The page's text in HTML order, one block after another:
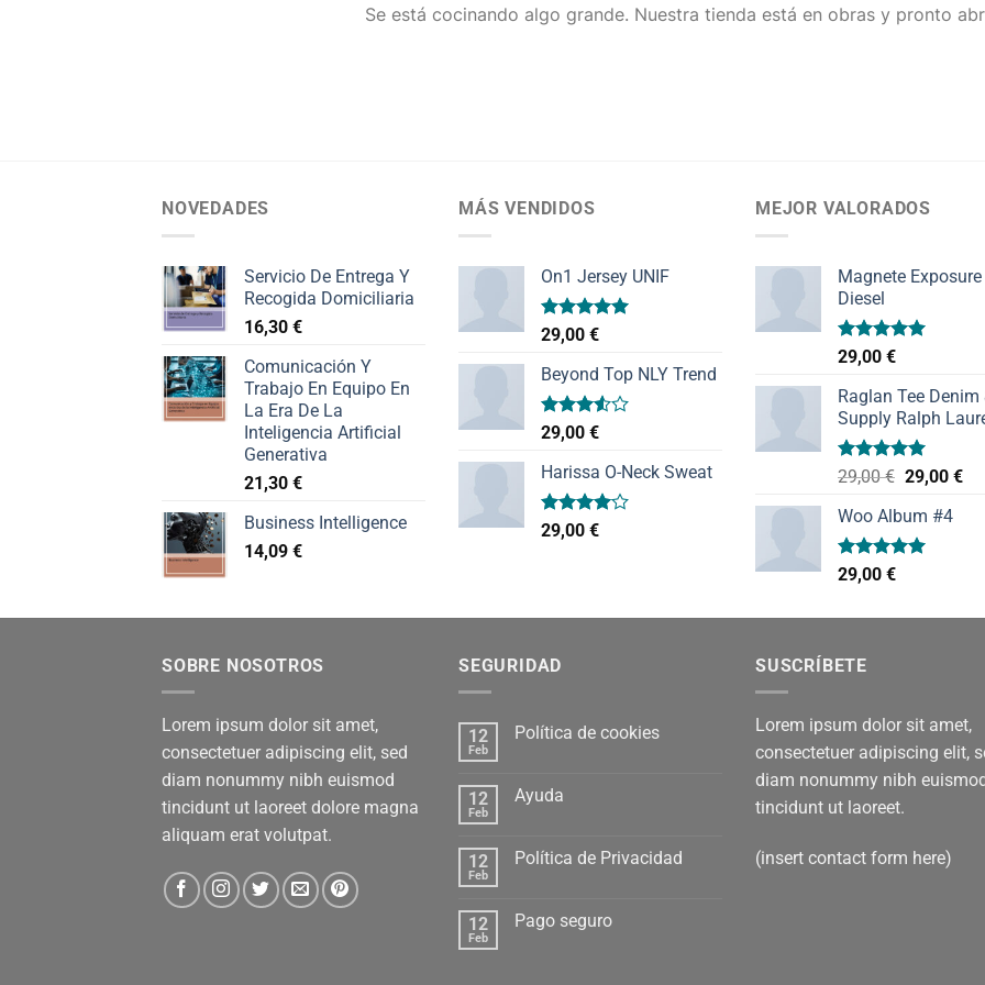
Se está cocinando algo grande. Nuestra tienda está en obras y pronto
NOVEDADES
Servicio De Entrega Y
Recogida Domiciliaria
16,30 €
Comunicación Y
Trabajo En Equipo En
La Era De La
Inteligencia Artificial
Generativa
21,30 €
Business Intelligence
14,09 €
MÁS VENDIDOS
On1 Jersey UNIF
Valorado
con
de 5
29,00 €
Beyond Top NLY Trend
Valorado
con
3.50de
5
29,00 €
Harissa O-Neck Sweat
Valorado
con
29,00 €
MEJOR VALORADOS
Magnete Exposure
Diesel
Valorado
con
de 5
29,00 €
Raglan Tee Denim
Supply Ralph
Valorado
de 5
29,00€ El
original
era:
29,00 €El
Woo Album #4
Valorado
con
29,00 €
SOBRE NOSOTROS
Lorem ipsum dolor sit amet,
consectetuer adipiscing elit, sed
diam nonummy nibh euismod
tincidunt ut laoreet dolore magna
aliquam erat volutpat.
SEGURIDAD
12
Feb
Política de cookies
12
Feb
Ayuda
12
Feb
Política de Privacidad
12
Feb
Pago seguro
SUSCRÍBETE
Lorem ipsum dolor sit amet,
consectetuer adipiscing elit,
diam nonummy nibh euismod
tincidunt ut laoreet.
(insert contact form here)